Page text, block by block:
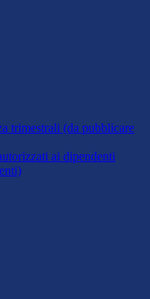
trimestrali (da pubblicare
ai dipendenti